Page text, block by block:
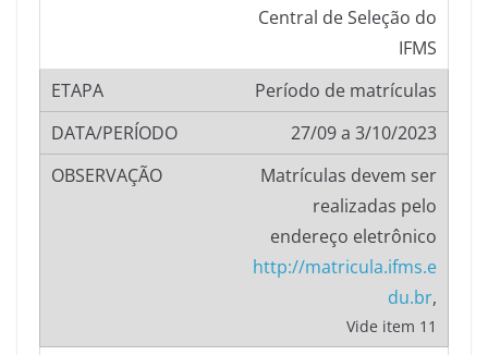
Central de Seleção do
IFMS
Período de matrículas
27/09 a 3/10/2023
Matrículas devem ser
realizadas pelo
endereço eletrônico
http://matricula.ifms.e
du.br,
Vide item 11